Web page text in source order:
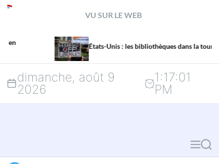
p
VU SUR LE WEB
États-Unis : les bibliothèques dans la tourmente
dimanche, août 9
2026
1 :17:02
PM
M
S